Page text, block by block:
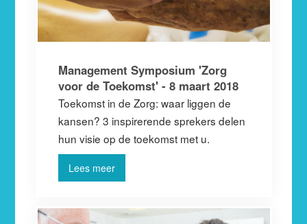
Management Symposium 'Zorg
voor de Toekomst' - 8 maart 2018
Toekomst in de Zorg: waar liggen de
kansen? 3 inspirerende sprekers delen
hun visie op de toekomst met u.
Lees meer